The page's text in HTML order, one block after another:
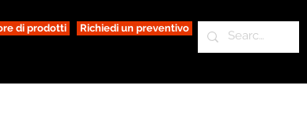
di prodotti Richiedi un preventivo